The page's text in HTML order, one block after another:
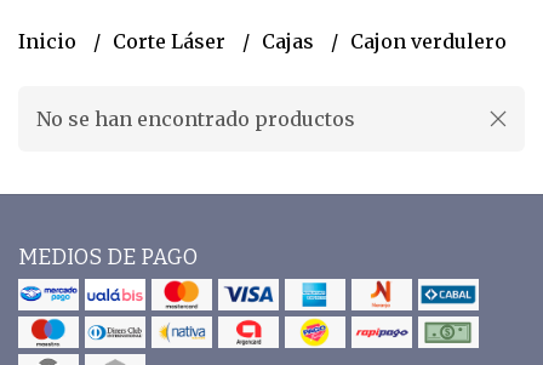
Inicio Corte Láser Cajas Cajon verdulero
No se han encontrado productos
MEDIOS DE PAGO